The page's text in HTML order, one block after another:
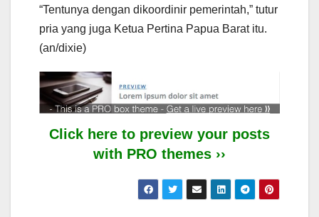
“Tentunya dengan dikoordinir pemerintah,” tutur
pria yang juga Ketua Pertina Papua Barat itu.
(an/dixie)
Click here to preview your posts
with PRO themes ››